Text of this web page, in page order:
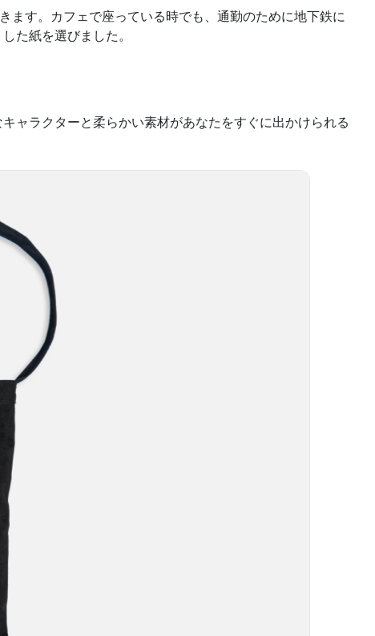
ます。カフェで座っている時でも、通勤のために地下鉄に
た紙を選びました。
ャラクターと柔らかい素材があなたをすぐに出かけられる